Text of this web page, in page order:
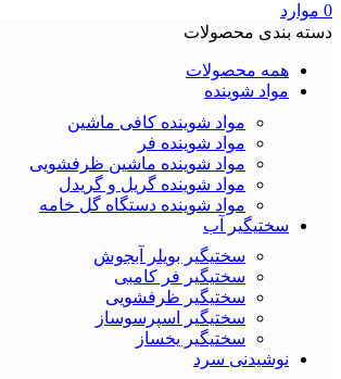
0 موارد
دسته بندی محصولات
همه محصولات
مواد شوینده
مواد شوینده کافی ماشین
مواد شوینده فر
مواد شوینده ماشین ظرفشویی
مواد شوینده گریل و گریدل
مواد شوینده دستگاه گل خامه
سختیگیر آب
سختیگیر بویلر آبجوش
سختیگیر فر کامبی
سختیگیر ظرفشویی
سختیگیر اسپرسوساز
سختیگیر یخساز
نوشیدنی سرد